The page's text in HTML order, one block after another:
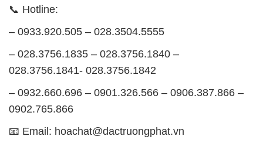
📞 Hotline:
– 0933.920.505 – 028.3504.5555
– 028.3756.1835 – 028.3756.1840 –
028.3756.1841- 028.3756.1842
– 0932.660.696 – 0901.326.566 – 0906.387.866 –
0902.765.866
📧 Email: hoachat@dactruongphat.vn